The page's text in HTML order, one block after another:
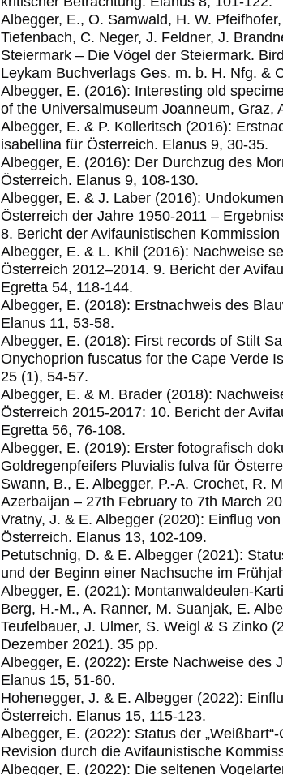
Albegger, E., O. Samwald, H. W.
Tiefenbach, C. Neger, J. Feldner, J.
Steiermark – Die Vögel der Steiermark.
Leykam Buchverlags Ges. m. b. H. Nfg. &
Albegger, E. (2016): Interesting old
of the Universalmuseum Joanneum, Graz,
Albegger, E. & P. Kolleritsch (2016):
isabellina für Österreich. Elanus 9, 30-35.
Albegger, E. (2016): Der Durchzug des
Österreich. Elanus 9, 108-130.
Albegger, E. & J. Laber (2016):
Österreich der Jahre 1950-2011 –
8. Bericht der Avifaunistischen
Albegger, E. & L. Khil (2016): Nachweise
Österreich 2012–2014. 9. Bericht der
Egretta 54, 118-144.
Albegger, E. (2018): Erstnachweis des
Elanus 11, 53-58.
Albegger, E. (2018): First records of Stilt
Onychoprion fuscatus for the Cape Verde
25 (1), 54-57.
Albegger, E. & M. Brader (2018):
Österreich 2015-2017: 10. Bericht der
Egretta 56, 76-108.
Albegger, E. (2019): Erster fotografisch
Goldregenpfeifers Pluvialis fulva für
Swann, B., E. Albegger, P.-A. Crochet, R.
Azerbaijan – 27th February to 7th March
Vratny, J. & E. Albegger (2020): Einflug
Österreich. Elanus 13, 102-109.
Petutschnig, D. & E. Albegger (2021):
und der Beginn einer Nachsuche im
Albegger, E. (2021): Montanwaldeulen-
Berg, H.-M., A. Ranner, M. Suanjak, E.
Teufelbauer, J. Ulmer, S. Weigl & S Zinko
Dezember 2021). 35 pp.
Albegger, E. (2022): Erste Nachweise des
Elanus 15, 51-60.
Hohenegger, J. & E. Albegger (2022):
Österreich. Elanus 15, 115-123.
Albegger, E. (2022): Status der
Revision­ ­durch­ die ­Avifaunistische­
Albegger, E. (2022): Die seltenen